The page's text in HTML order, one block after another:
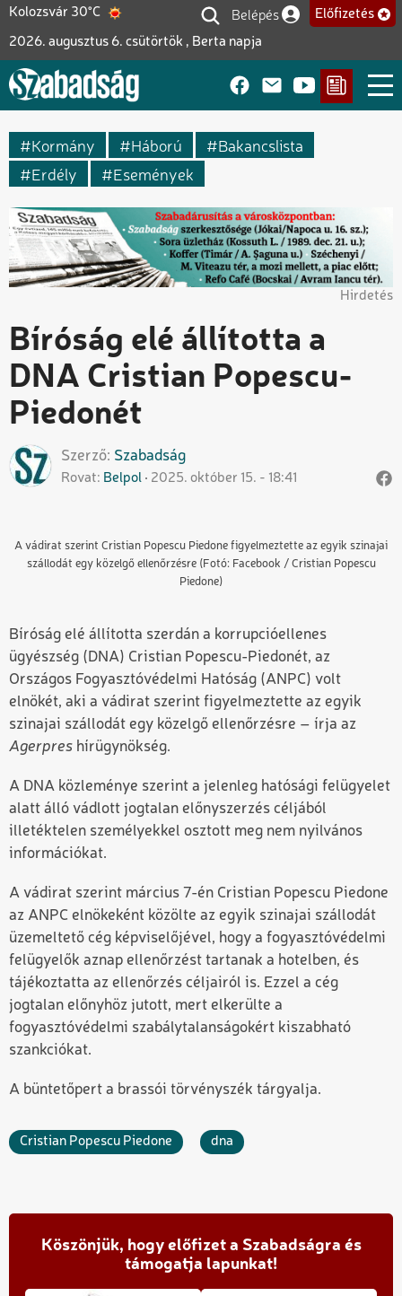
Ugrás
tartalomra
Kolozsvár 30°C
2026. augusztus 6. csütörtök , Berta napja
Felhasználói fiók
Belépés Előfizetés
Kormány Háború
Bakancslista
Erdély
Események
Hirdetés
Bíróság elé állította a
DNA Cristian Popescu-
Piedonét
Szerző Szabadság
Rovat Belpol 2025. október 15. - 18:41
A vádirat szerint Cristian Popescu Piedone figyelmeztette az egyik szinajai
szállodát egy közelgő ellenőrzésre (Fotó: Facebook / Cristian Popescu
Piedone)
Bíróság elé állította szerdán a korrupcióellenes
ügyészség (DNA) Cristian Popescu-Piedonét, az
Országos Fogyasztóvédelmi Hatóság (ANPC) volt
elnökét, aki a vádirat szerint figyelmeztette az egyik
szinajai szállodát egy közelgő ellenőrzésre – írja az
Agerpres hírügynökség.
A DNA közleménye szerint a jelenleg hatósági felügyelet
alatt álló vádlott jogtalan előnyszerzés céljából
illetéktelen személyekkel osztott meg nem nyilvános
információkat.
A vádirat szerint március 7-én Cristian Popescu Piedone
az ANPC elnökeként közölte az egyik szinajai szállodát
üzemeltető cég képviselőjével, hogy a fogyasztóvédelmi
felügyelők aznap ellenőrzést tartanak a hotelben, és
tájékoztatta az ellenőrzés céljairól is. Ezzel a cég
jogtalan előnyhöz jutott, mert elkerülte a
fogyasztóvédelmi szabálytalanságokért kiszabható
szankciókat.
A büntetőpert a brassói törvényszék tárgyalja.
Cristian Popescu Piedone dna
Köszönjük, hogy előfizet a Szabadságra és
támogatja lapunkat!